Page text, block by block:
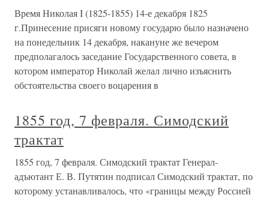
Время Николая I (1825-1855) 14-е декабря 1825
г.Принесение присяги новому государю было назначено
на понедельник 14 декабря, накануне же вечером
предполагалось заседание Государственного совета, в
котором император Николай желал лично изъяснить
обстоятельства своего воцарения в
1855 год, 7 февраля. Симодский
трактат
1855 год, 7 февраля. Симодский трактат Генерал-
адъютант Е. В. Путятин подписал Симодский трактат, по
которому устанавливалось, что «границы между Россией